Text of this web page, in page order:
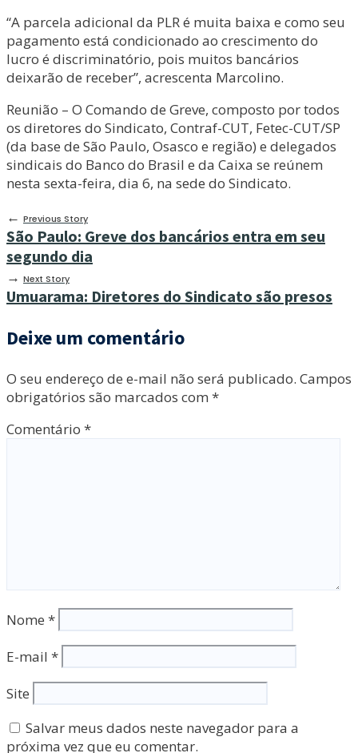
“A parcela adicional da PLR é muita baixa e como seu
pagamento está condicionado ao crescimento do
lucro é discriminatório, pois muitos bancários
deixarão de receber”, acrescenta Marcolino.
Reunião – O Comando de Greve, composto por todos
os diretores do Sindicato, Contraf-CUT, Fetec-CUT/SP
(da base de São Paulo, Osasco e região) e delegados
sindicais do Banco do Brasil e da Caixa se reúnem
nesta sexta-feira, dia 6, na sede do Sindicato.
← Previous Story
São Paulo: Greve dos bancários entra em seu
segundo dia
→ Next Story
Umuarama: Diretores do Sindicato são presos
Deixe um comentário
O seu endereço de e-mail não será publicado. Campos
obrigatórios são marcados com *
Comentário *
Nome *
E-mail *
Site
Salvar meus dados neste navegador para a
próxima vez que eu comentar.